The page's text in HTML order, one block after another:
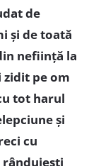
de
și de toată
neființă la
zidit pe om
tot harul
și
cu
rânduiești